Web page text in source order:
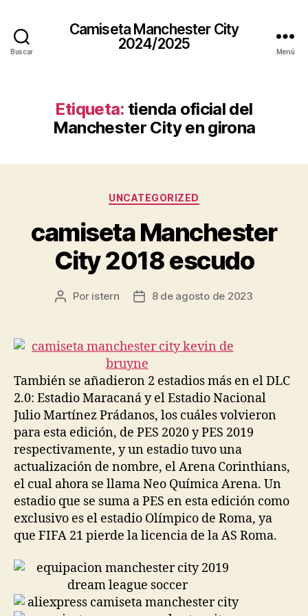
Buscar
Camiseta Manchester City
2024/2025
Menú
Etiqueta: tienda oficial del
Manchester City en girona
Categorías
UNCATEGORIZED
camiseta Manchester
City 2018 escudo
Autor
entrada
Por istern
Fecha
entrada
8 de agosto de 2023
También se añadieron 2 estadios más en el DLC
2.0: Estadio Maracaná y el Estadio Nacional
Julio Martínez Prádanos, los cuáles volvieron
para esta edición, de PES 2020 y PES 2019
respectivamente, y un estadio tuvo una
actualización de nombre, el Arena Corinthians,
el cual ahora se llama Neo Química Arena. Un
estadio que se suma a PES en esta edición como
exclusivo es el estadio Olímpico de Roma, ya
que FIFA 21 pierde la licencia de la AS Roma.